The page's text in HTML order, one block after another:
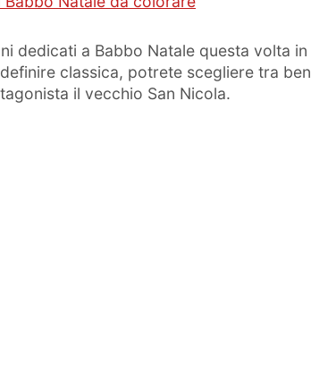
dedicati a Babbo Natale questa volta in
classica, potrete scegliere tra ben
il vecchio San Nicola.